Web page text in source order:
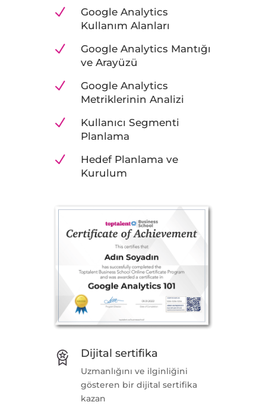
N
Google Analytics
Kullanım Alanları
N
Google Analytics Mantığı
ve Arayüzü
N
Google Analytics
Metriklerinin Analizi
N
Kullanıcı Segmenti
Planlama
N
Hedef Planlama ve
Kurulum
Dijital sertifika
Uzmanlığını ve ilginliğini
gösteren bir dijital sertifika
kazan